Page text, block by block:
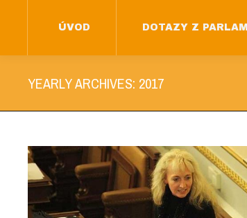
ÚVOD DOTAZY Z
YEARLY ARCHIVES: 2017
ÚVOD DOTAZY Z